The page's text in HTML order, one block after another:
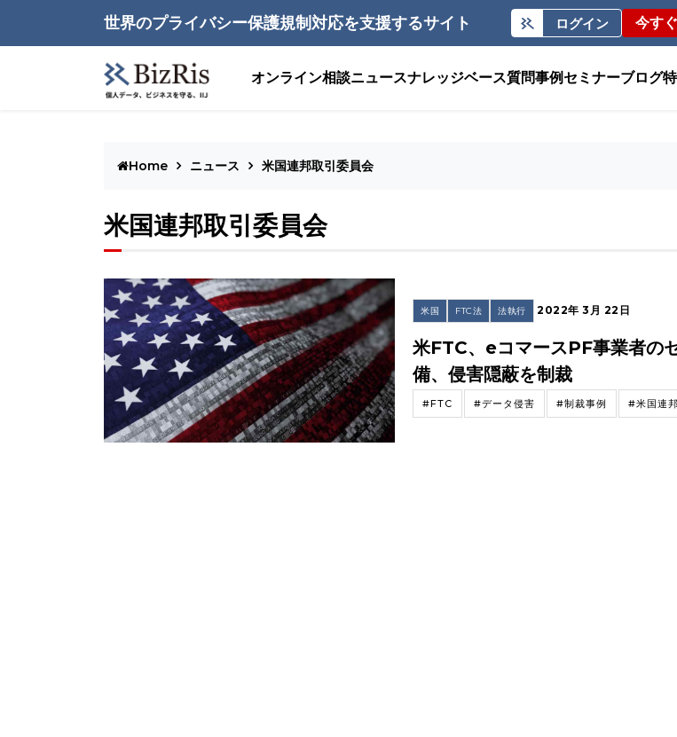
世界のプライバシー保護規制対応を支援するサイト ログイン 今す
オンライン相談ニュースナレッジベース質問事例 セミナーブログ
Home ニュース 米国連邦取引委員会
米国連邦取引委員会
米国 FTC法 法執行 2022年 3月 22日
米FTC、eコマースPF事業者の
備、侵害隠蔽を制裁
#FTC #データ侵害 #制裁事例 #米国連